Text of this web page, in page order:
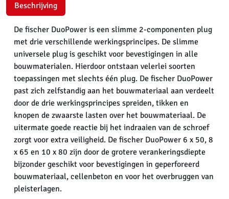
Beschrijving
De fischer DuoPower is een slimme 2-componenten plug
met drie verschillende werkingsprincipes. De slimme
universele plug is geschikt voor bevestigingen in alle
bouwmaterialen. Hierdoor ontstaan velerlei soorten
toepassingen met slechts één plug. De fischer DuoPower
past zich zelfstandig aan het bouwmateriaal aan verdeelt
door de drie werkingsprincipes spreiden, tikken en
knopen de zwaarste lasten over het bouwmateriaal. De
uitermate goede reactie bij het indraaien van de schroef
zorgt voor extra veiligheid. De fischer DuoPower 6 x 50, 8
x 65 en 10 x 80 zijn door de grotere verankeringsdiepte
bijzonder geschikt voor bevestigingen in geperforeerd
bouwmateriaal, cellenbeton en voor het overbruggen van
pleisterlagen.